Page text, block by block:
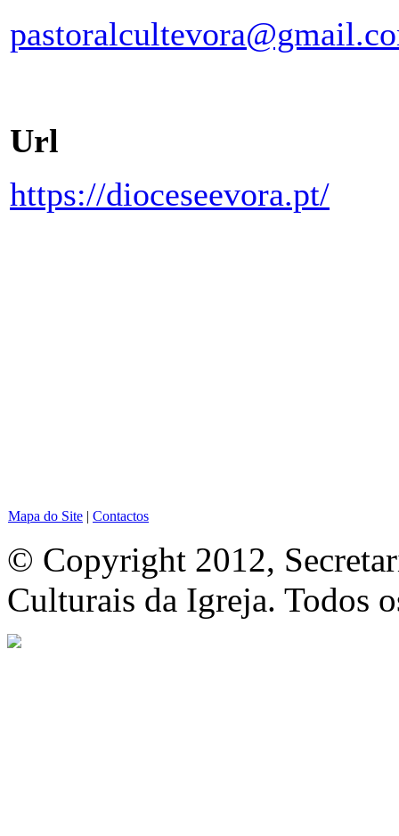
Url
https://dioceseevora.pt/
Mapa do Site | Contactos
© Copyright 2012,
Culturais da Igreja. Todos